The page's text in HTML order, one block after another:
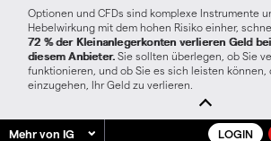
Optionen und CFDs sind komplexe Instrumente
Hebelwirkung mit dem hohen Risiko einher,
72 % der Kleinanlegerkonten verlieren Geld
diesem Anbieter. Sie sollten überlegen, ob Sie
funktionieren, und ob Sie es sich leisten können,
einzugehen, Ihr Geld zu verlieren.
Mehr von IG LOGIN